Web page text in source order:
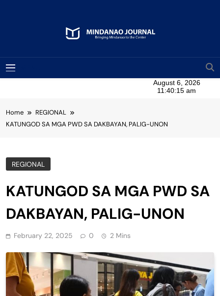
Mindanao Journal
Home
REGIONAL
KATUNGOD SA MGA PWD SA DAKBAYAN, PALIG-UNON
REGIONAL
KATUNGOD SA MGA PWD SA
DAKBAYAN, PALIG-UNON
February 22, 2025 0 2 Mins